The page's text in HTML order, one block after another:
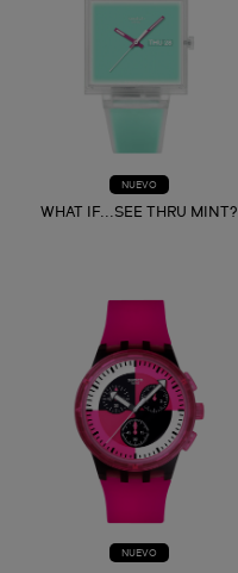
NUEVO
WHAT IF...SEE THRU MINT?
NUEVO